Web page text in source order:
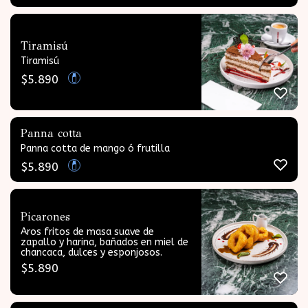
Tiramisú
Tiramisú
$5.890
Panna cotta
Panna cotta de mango ó frutilla
$5.890
Picarones
Aros fritos de masa suave de
zapallo y harina, bañados en miel de
chancaca, dulces y esponjosos.
$5.890